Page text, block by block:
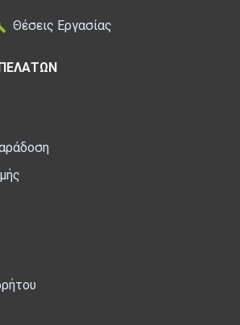
Θέσεις Εργασίας